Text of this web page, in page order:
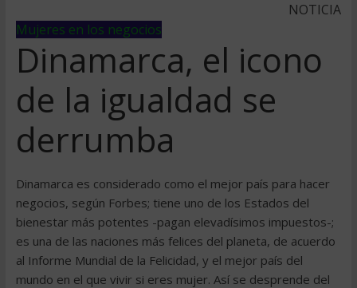
NOTICIA
Mujeres en los negocios
Dinamarca, el icono
de la igualdad se
derrumba
Dinamarca es considerado como el mejor país para hacer
negocios, según Forbes; tiene uno de los Estados del
bienestar más potentes -pagan elevadísimos impuestos-;
es una de las naciones más felices del planeta, de acuerdo
al Informe Mundial de la Felicidad, y el mejor país del
mundo en el que vivir si eres mujer. Así se desprende del